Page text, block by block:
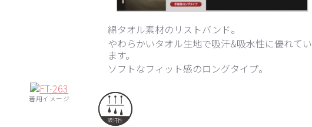
着用イメージ
綿タオル素材のリストバンド。
やわらかいタオル生地で吸汗&吸水性に優れてい
ます。
ソフトなフィット感のロングタイプ。